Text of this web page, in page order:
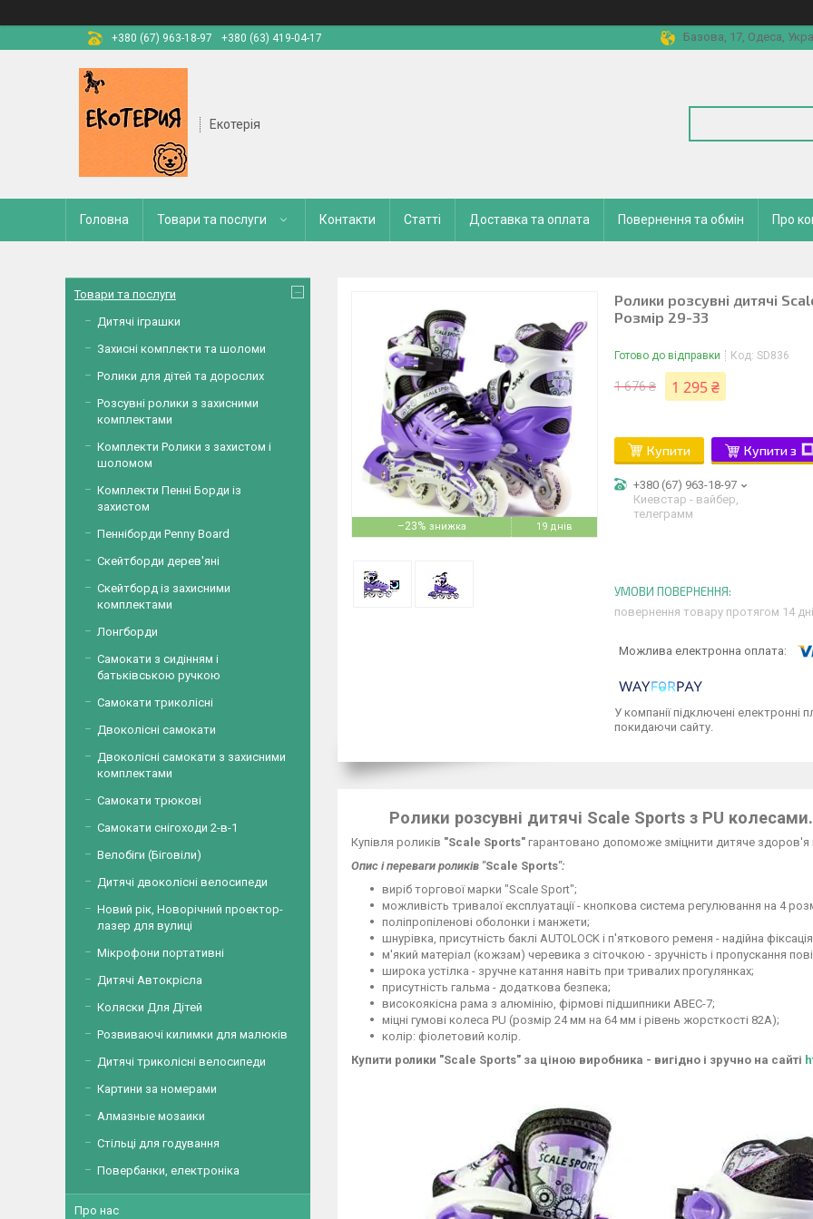
+380 (67) 963-18-97 +380 (63) 419-04-17 Базова, 17, Одеса,
Екотерія
Головна Товари та послуги Контакти Статті Доставка та оплата Повернення та обмін Про
–23% 19 днів
Ролики розсувні дитячі
Розмір 29-33
Готово до відправки Код: SD836
1 676 ₴ 1 295 ₴
Купити Купити з
+380 (67) 963-18-97
Киевстар - вайбер,
телеграмм
повернення товару протягом 14
У компанії підключені електронні
покидаючи сайту.
Ролики розсувні дитячі Scale Sports з PU
Купівля роликів "Scale Sports" гарантовано допоможе зміцнити дитяче здоров'я
Опис і переваги роликів "Scale Sports":
виріб торгової марки "Scale Sport";
можливість тривалої експлуатації - кнопкова система регулювання на 4
поліпропіленові оболонки і манжети;
шнурівка, присутність баклі AUTОLOCK і п'яткового ременя - надійна
м'який матеріал (кожзам) черевика з сіточкою - зручність і пропускання
широка устілка - зручне катання навіть при тривалих прогулянках;
присутність гальма - додаткова безпека;
високоякісна рама з алюмінію, фірмові підшипники ABEC-7;
міцні гумові колеса PU (розмір 24 мм на 64 мм і рівень жорсткості 82А);
колір: фіолетовий колір.
Купити ролики "Scale Sports" за ціною виробника - вигідно і зручно на сайті
Товари та послуги
Дитячі іграшки
Захисні комплекти та шоломи
Ролики для дітей та дорослих
Розсувні ролики з захисними
комплектами
Комплекти Ролики з захистом і
шоломом
Комплекти Пенні Борди із
захистом
Пенніборди Penny Board
Скейтборди дерев'яні
Скейтборд із захисними
комплектами
Лонгборди
Самокати з сидінням і
батьківською ручкою
Самокати триколісні
Двоколісні самокати
Двоколісні самокати з захисними
комплектами
Самокати трюкові
Самокати снігоходи 2-в-1
Велобіги (Біговіли)
Дитячі двоколісні велосипеди
Новий рік, Новорічний проектор-
лазер для вулиці
Мікрофони портативні
Дитячі Автокрісла
Коляски Для Дітей
Розвиваючі килимки для малюків
Дитячі триколісні велосипеди
Картини за номерами
Алмазные мозаики
Стільці для годування
Повербанки, електроніка
Про нас